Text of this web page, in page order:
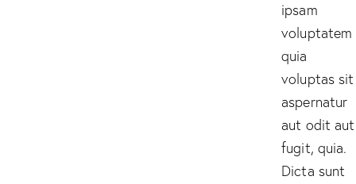
ipsam
voluptatem
quia
voluptas sit
aspernatur
aut odit aut
fugit, quia.
Dicta sunt